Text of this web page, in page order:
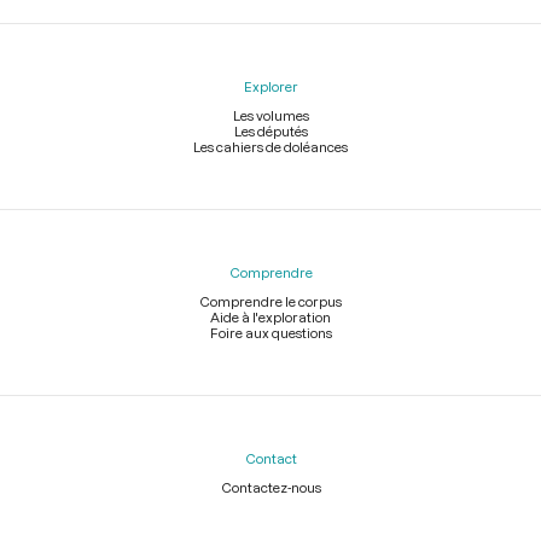
Explorer
Les volumes
Les députés
Les cahiers de doléances
Comprendre
Comprendre le corpus
Aide à l'exploration
Foire aux questions
Contact
Contactez-nous